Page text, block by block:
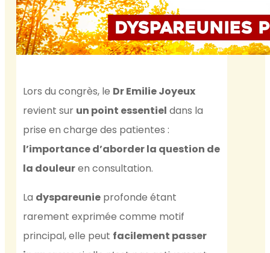
Lors du congrès, le Dr Emilie Joyeux
revient sur un point essentiel dans la
prise en charge des patientes :
l’importance d’aborder la question de
la douleuren consultation.
La dyspareunieprofonde étant
rarement exprimée comme motif
principal, elle peut facilement passer